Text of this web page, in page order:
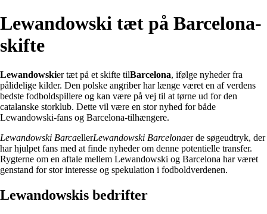
Lewandowski tæt på Barcelona-
skifte
Lewandowskier tæt på et skifte tilBarcelona, ifølge nyheder fra
pålidelige kilder. Den polske angriber har længe været en af verdens
bedste fodboldspillere og kan være på vej til at tørne ud for den
catalanske storklub. Dette vil være en stor nyhed for både
Lewandowski-fans og Barcelona-tilhængere.
Lewandowski BarcaellerLewandowski Barcelonaer de søgeudtryk, der
har hjulpet fans med at finde nyheder om denne potentielle transfer.
Rygterne om en aftale mellem Lewandowski og Barcelona har været
genstand for stor interesse og spekulation i fodboldverdenen.
Lewandowskis bedrifter